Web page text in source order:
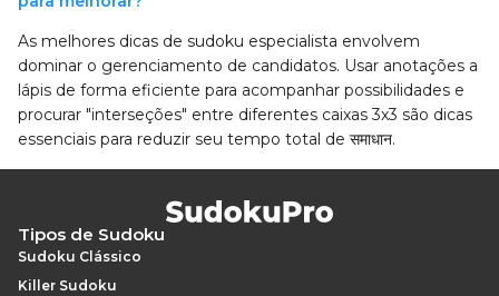
As melhores dicas de sudoku especialista envolvem
dominar o gerenciamento de candidatos. Usar anotações a
lápis de forma eficiente para acompanhar possibilidades e
procurar "interseções" entre diferentes caixas 3x3 são dicas
essenciais para reduzir seu tempo total de समाधान.
Tipos de Sudoku
Sudoku Clássico
Killer Sudoku